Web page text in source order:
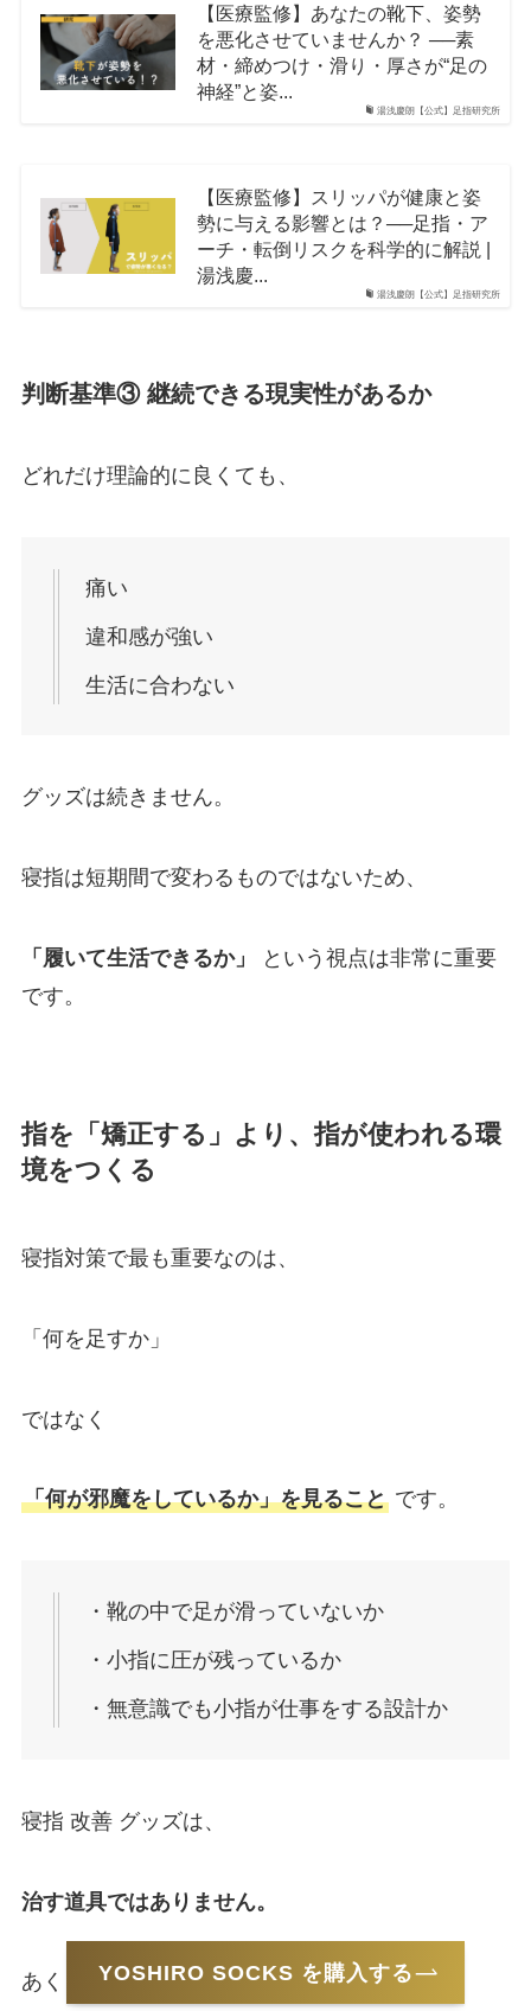
湯浅慶朗【公式】足指研究所
【医療監修】あなたの靴下、姿勢
を悪化させていませんか？ ──素
材・締めつけ・滑り・厚さが“足の
神経”と姿...
湯浅慶朗【公式】足指研究所
【医療監修】スリッパが健康と姿
勢に与える影響とは？──足指・ア
ーチ・転倒リスクを科学的に解説 |
湯浅慶...
判断基準③ 継続できる現実性があるか
どれだけ理論的に良くても、
痛い
違和感が強い
生活に合わない
グッズは続きません。
寝指は短期間で変わるものではないため、
「履いて生活できるか」
という視点は非常に重要
です。
指を「矯正する」より、指が使われる環
境をつくる
寝指対策で最も重要なのは、
「何を足すか」
ではなく
「何が邪魔をしているか」を見ることです。
・靴の中で足が滑っていないか
・小指に圧が残っているか
・無意識でも小指が仕事をする設計か
寝指 改善 グッズは、
治す道具ではありません。
あくまで、YOSHIRO SOCKS を購入する